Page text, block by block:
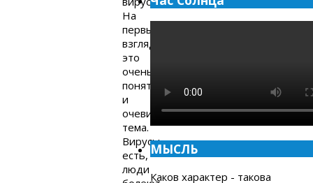
На
первый
взгляд,
это
очень
понятная
и
очевидная
тема.
Вирусы
есть,
люди
МЫСЛЬ
Каков характер - такова